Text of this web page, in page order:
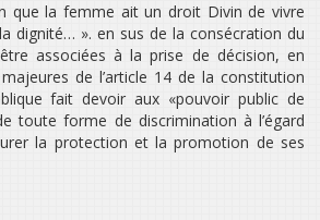
que la femme ait un droit Divin de vivre
dignité… ». en sus de la consécration du
associées à la prise de décision, en
de l’article 14 de la constitution
fait devoir aux «pouvoir public de
toute forme de discrimination à l’égard
la protection et la promotion de ses